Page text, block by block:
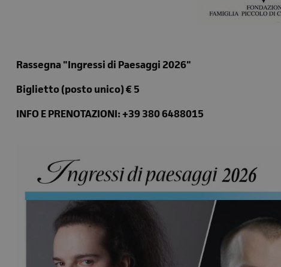
Rassegna "Ingressi di Paesaggi 2026"
Biglietto (posto unico) € 5
INFO E PRENOTAZIONI: +39 380 6488015